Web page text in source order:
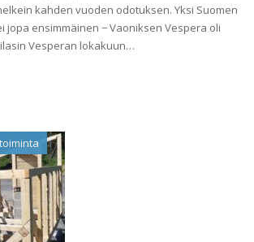
kahden vuoden odotuksen. Yksi Suomen
jopa ensimmäinen − Vaoniksen Vespera oli
Vesperan lokakuun…